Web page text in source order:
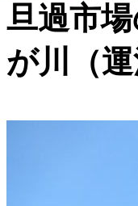
旦過市
が川（